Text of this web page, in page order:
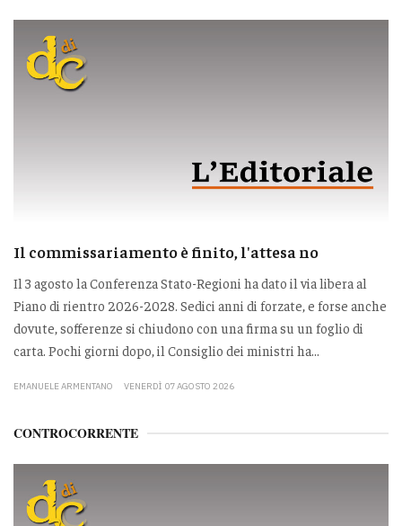
Il commissariamento è finito, l'attesa no
Il 3 agosto la Conferenza Stato-Regioni ha dato il via libera al
Piano di rientro 2026-2028. Sedici anni di forzate, e forse anche
dovute, sofferenze si chiudono con una firma su un foglio di
carta. Pochi giorni dopo, il Consiglio dei ministri ha...
EMANUELE ARMENTANO VENERDÌ 07 AGOSTO 2026
CONTROCORRENTE